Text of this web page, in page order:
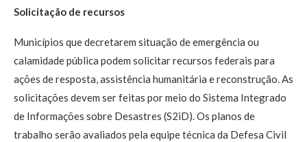
Solicitação de recursos
Municípios que decretarem situação de emergência ou
calamidade pública podem solicitar recursos federais para
ações de resposta, assistência humanitária e reconstrução. As
solicitações devem ser feitas por meio do Sistema Integrado
de Informações sobre Desastres (S2iD). Os planos de
trabalho serão avaliados pela equipe técnica da Defesa Civil